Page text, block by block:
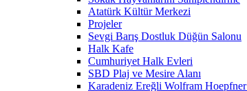
Atatürk Kültür Merkezi
Projeler
Sevgi Barış Dostluk Düğün Salonu
Halk Kafe
Cumhuriyet Halk Evleri
SBD Plaj ve Mesire Alanı
Karadeniz Ereğli Wolfram